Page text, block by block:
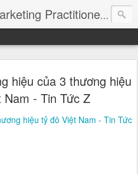
Doan Dinh Hoang - Marketing Practitioner
hiệu của 3 thương hiệu
Nam - Tin Tức Z
hiệu tỷ đô Việt Nam - Tin Tức